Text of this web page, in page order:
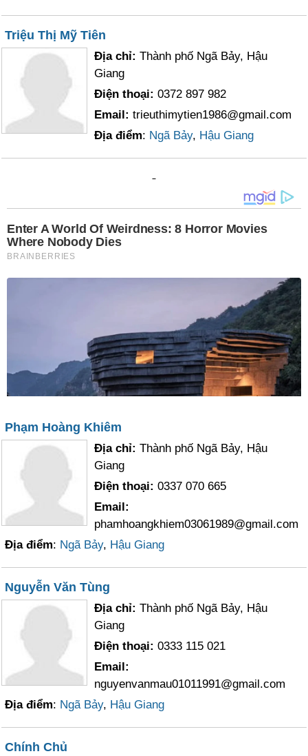
Triệu Thị Mỹ Tiên
Địa chỉ:Thành phố Ngã Bảy, Hậu
Giang
Điện thoại:0372 897 982
Email:trieuthimytien1986@gmail.com
Địa điểm: Ngã Bảy, Hậu Giang
Phạm Hoàng Khiêm
Địa chỉ:Thành phố Ngã Bảy, Hậu
Giang
Điện thoại:0337 070 665
Email:
phamhoangkhiem03061989@gmail.com
Địa điểm: Ngã Bảy, Hậu Giang
Nguyễn Văn Tùng
Địa chỉ:Thành phố Ngã Bảy, Hậu
Giang
Điện thoại:0333 115 021
Email:
nguyenvanmau01011991@gmail.com
Địa điểm: Ngã Bảy, Hậu Giang
Chính Chủ